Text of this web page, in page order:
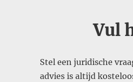
Vul
Stel een juridische
advies is altijd